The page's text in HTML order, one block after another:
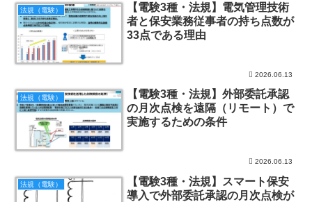
法規（電験）
【電験3種・法規】電気管理技術
者と保安業務従事者の持ち点数が
33点である理由
2026.06.13
法規（電験）
【電験3種・法規】外部委託承認
の月次点検を遠隔（リモート）で
実施するための条件
2026.06.13
法規（電験）
【電験3種・法規】スマート保安
導入で外部委託承認の月次点検が